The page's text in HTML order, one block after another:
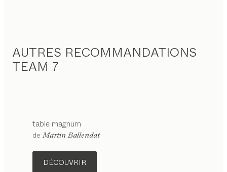
AUTRES RECOMMANDATIONS
TEAM 7
configurable
table magnum
de Martin Ballendat
DÉCOUVRIR